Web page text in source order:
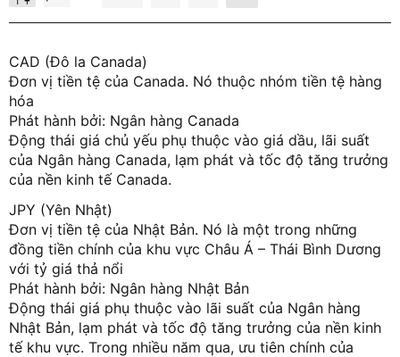
CAD (Đô la Canada)
Đơn vị tiền tệ của Canada. Nó thuộc nhóm tiền tệ hàng
hóa
Phát hành bởi: Ngân hàng Canada
Động thái giá chủ yếu phụ thuộc vào giá dầu, lãi suất
của Ngân hàng Canada, lạm phát và tốc độ tăng trưởng
của nền kinh tế Canada.
JPY (Yên Nhật)
Đơn vị tiền tệ của Nhật Bản. Nó là một trong những
đồng tiền chính của khu vực Châu Á – Thái Bình Dương
với tỷ giá thả nổi
Phát hành bởi: Ngân hàng Nhật Bản
Động thái giá phụ thuộc vào lãi suất của Ngân hàng
Nhật Bản, lạm phát và tốc độ tăng trưởng của nền kinh
tế khu vực. Trong nhiều năm qua, ưu tiên chính của